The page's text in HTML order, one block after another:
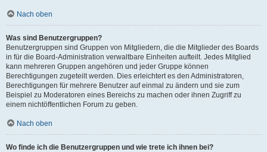
Nach oben
Was sind Benutzergruppen?
Benutzergruppen sind Gruppen von Mitgliedern, die die Mitglieder des Boards
in für die Board-Administration verwaltbare Einheiten aufteilt. Jedes Mitglied
kann mehreren Gruppen angehören und jeder Gruppe können
Berechtigungen zugeteilt werden. Dies erleichtert es den Administratoren,
Berechtigungen für mehrere Benutzer auf einmal zu ändern und sie zum
Beispiel zu Moderatoren eines Bereichs zu machen oder ihnen Zugriff zu
einem nichtöffentlichen Forum zu geben.
Nach oben
Wo finde ich die Benutzergruppen und wie trete ich ihnen bei?